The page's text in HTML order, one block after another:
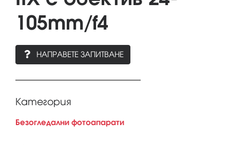
105mm/f4
НАПРАВЕТЕ ЗАПИТВАНЕ
Категория
Безогледални фотоапарати